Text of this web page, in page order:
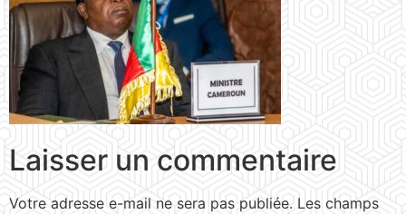
Laisser un commentaire
Votre adresse e-mail ne sera pas publiée. Les champs